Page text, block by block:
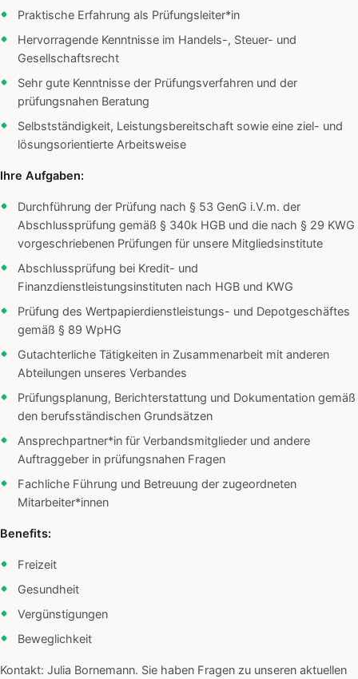
Praktische Erfahrung als Prüfungsleiter*in
Hervorragende Kenntnisse im Handels-, Steuer- und
Gesellschaftsrecht
Sehr gute Kenntnisse der Prüfungsverfahren und der
prüfungsnahen Beratung
Selbstständigkeit, Leistungsbereitschaft sowie eine ziel- und
lösungsorientierte Arbeitsweise
Ihre Aufgaben:
Durchführung der Prüfung nach § 53 GenG i.V.m. der
Abschlussprüfung gemäß § 340k HGB und die nach § 29 KWG
vorgeschriebenen Prüfungen für unsere Mitgliedsinstitute
Abschlussprüfung bei Kredit- und
Finanzdienstleistungsinstituten nach HGB und KWG
Prüfung des Wertpapierdienstleistungs- und Depotgeschäftes
gemäß § 89 WpHG
Gutachterliche Tätigkeiten in Zusammenarbeit mit anderen
Abteilungen unseres Verbandes
Prüfungsplanung, Berichterstattung und Dokumentation gemäß
den berufsständischen Grundsätzen
Ansprechpartner*in für Verbandsmitglieder und andere
Auftraggeber in prüfungsnahen Fragen
Fachliche Führung und Betreuung der zugeordneten
Mitarbeiter*innen
Benefits:
Freizeit
Gesundheit
Vergünstigungen
Beweglichkeit
Kontakt: Julia Bornemann. Sie haben Fragen zu unseren aktuellen